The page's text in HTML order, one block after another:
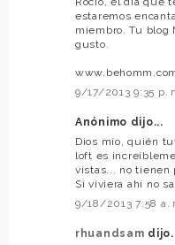
estaremos
miembro. Tu blog
gusto.
9/17/2013 9:35 p.
Anónimo dijo...
Dios mío, quién
loft es
vistas... no tienen
Si viviera ahí no
9/18/2013 7:58 a.
rhuandsam